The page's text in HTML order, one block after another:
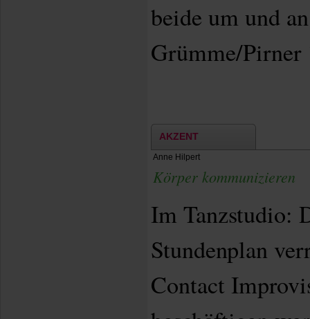
beide um und
Grümme/Pirner
AKZENT
Anne Hilpert
Körper kommunizieren
Im Tanzstudio:
Stundenplan
Contact